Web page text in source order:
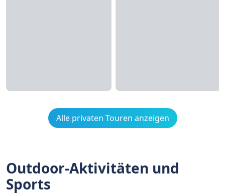
Alle privaten Touren anzeigen
Outdoor-Aktivitäten und
Sports